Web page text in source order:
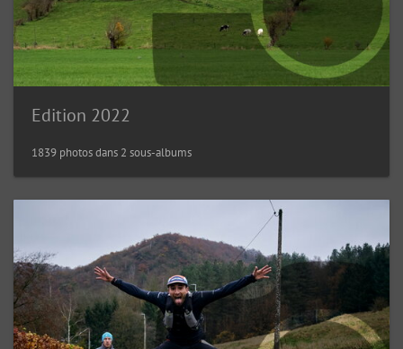
Edition 2022
1839 photos dans 2 sous-albums